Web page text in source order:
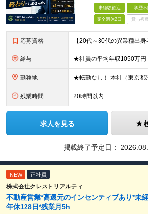
未経験歓迎 学歴不
完全週休2日 賞与複
応募資格
給与
勤務地
残業時間 20時間以内
求人を見る
掲載終了予定日：
NEW 正社員
株式会社クレストリアルティ
不動産営業*高還元のインセンティブあり*未
年休128日*残業月5h